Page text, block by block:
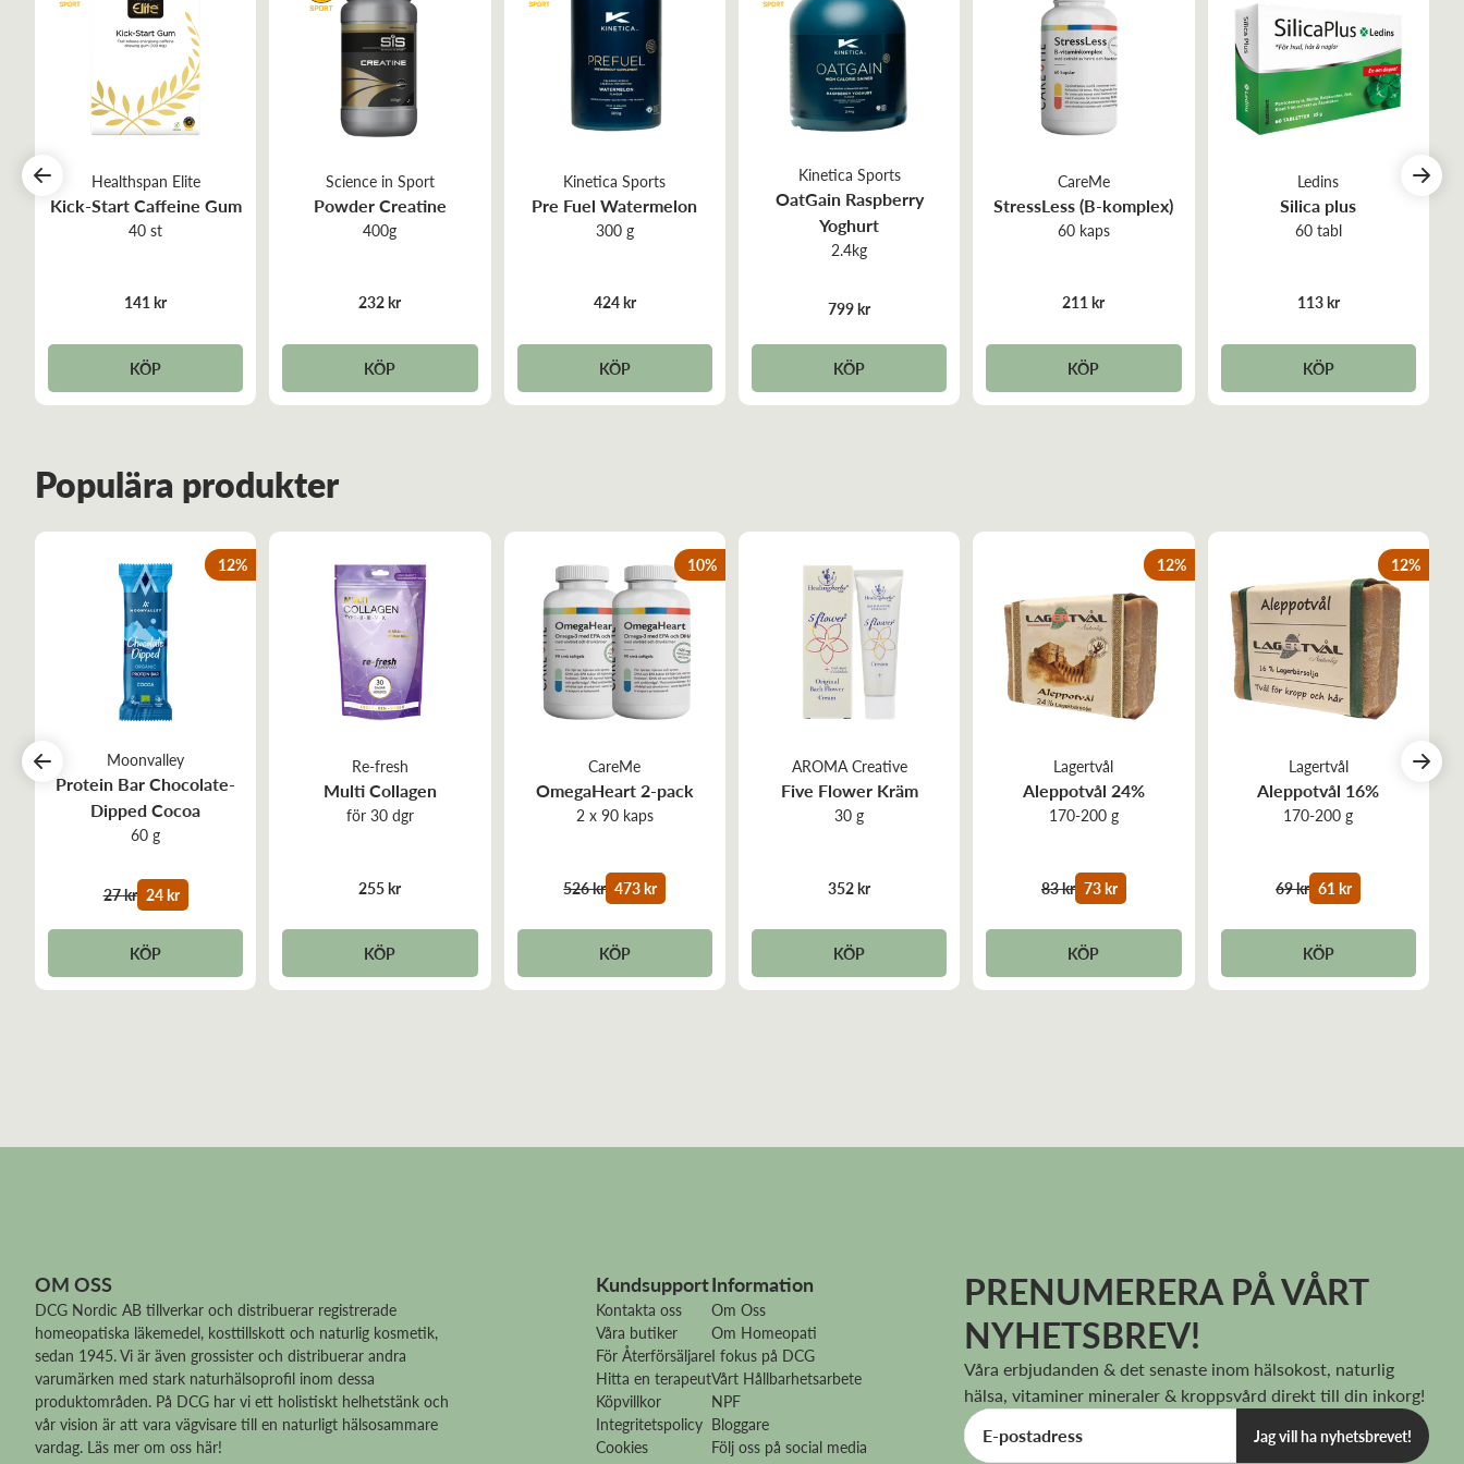
Healthspan Elite
Kick-Start Caffeine Gum
40 st
141 kr
KÖP
Science in Sport
Powder Creatine
400g
232 kr
KÖP
Kinetica Sports
Pre Fuel Watermelon
300 g
424 kr
KÖP
Kinetica Sports
OatGain Raspberry
Yoghurt
2.4kg
799 kr
KÖP
CareMe
StressLess (B-komplex)
60 kaps
211 kr
KÖP
Ledins
Silica plus
60 tabl
113 kr
KÖP
Populära produkter
Moonvalley
Protein Bar Chocolate-
Dipped Cocoa
60 g
27 kr 24 kr
KÖP
12%
Re-fresh
Multi Collagen
för 30 dgr
255 kr
KÖP
CareMe
OmegaHeart 2-pack
2 x 90 kaps
526 kr 473 kr
KÖP
10%
AROMA Creative
Five Flower Kräm
30 g
352 kr
KÖP
Lagertvål
Aleppotvål 24%
170-200 g
83 kr 73 kr
KÖP
12%
Lagertvål
Aleppotvål 16%
170-200 g
69 kr 61 kr
KÖP
12%
OM OSS
DCG Nordic AB tillverkar och distribuerar registrerade
homeopatiska läkemedel, kosttillskott och naturlig kosmetik,
sedan 1945. Vi är även grossister och distribuerar andra
varumärken med stark naturhälsoprofil inom dessa
produktområden. På DCG har vi ett holistiskt helhetstänk och
vår vision är att vara vägvisare till en naturligt hälsosammare
vardag. Läs mer om oss här!
Kundsupport
Kontakta oss
Våra butiker
För Återförsäljare
Hitta en terapeut
Köpvillkor
Integritetspolicy
Cookies
Information
Om Oss
Om Homeopati
I fokus på DCG
Vårt Hållbarhetsarbete
NPF
Bloggare
Följ oss på social media
PRENUMERERA PÅ VÅRT
NYHETSBREV!
Våra erbjudanden & det senaste inom hälsokost, naturlig
hälsa, vitaminer mineraler & kroppsvård direkt till din inkorg!
Jag vill ha nyhetsbrevet!